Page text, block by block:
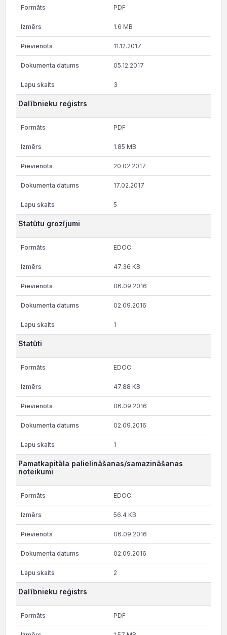
PDF
1.6 MB
11.12.2017
05.12.2017
3
Dalībnieku reģistrs
PDF
1.85 MB
20.02.2017
17.02.2017
5
Statūtu grozījumi
EDOC
47.36 KB
06.09.2016
02.09.2016
1
Statūti
EDOC
47.88 KB
06.09.2016
02.09.2016
1
Pamatkapitāla palielināšanas/samazināšanas
noteikumi
EDOC
56.4 KB
06.09.2016
02.09.2016
2
Dalībnieku reģistrs
PDF